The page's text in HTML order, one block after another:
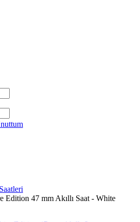
Edition 47 mm Akıllı Saat - White